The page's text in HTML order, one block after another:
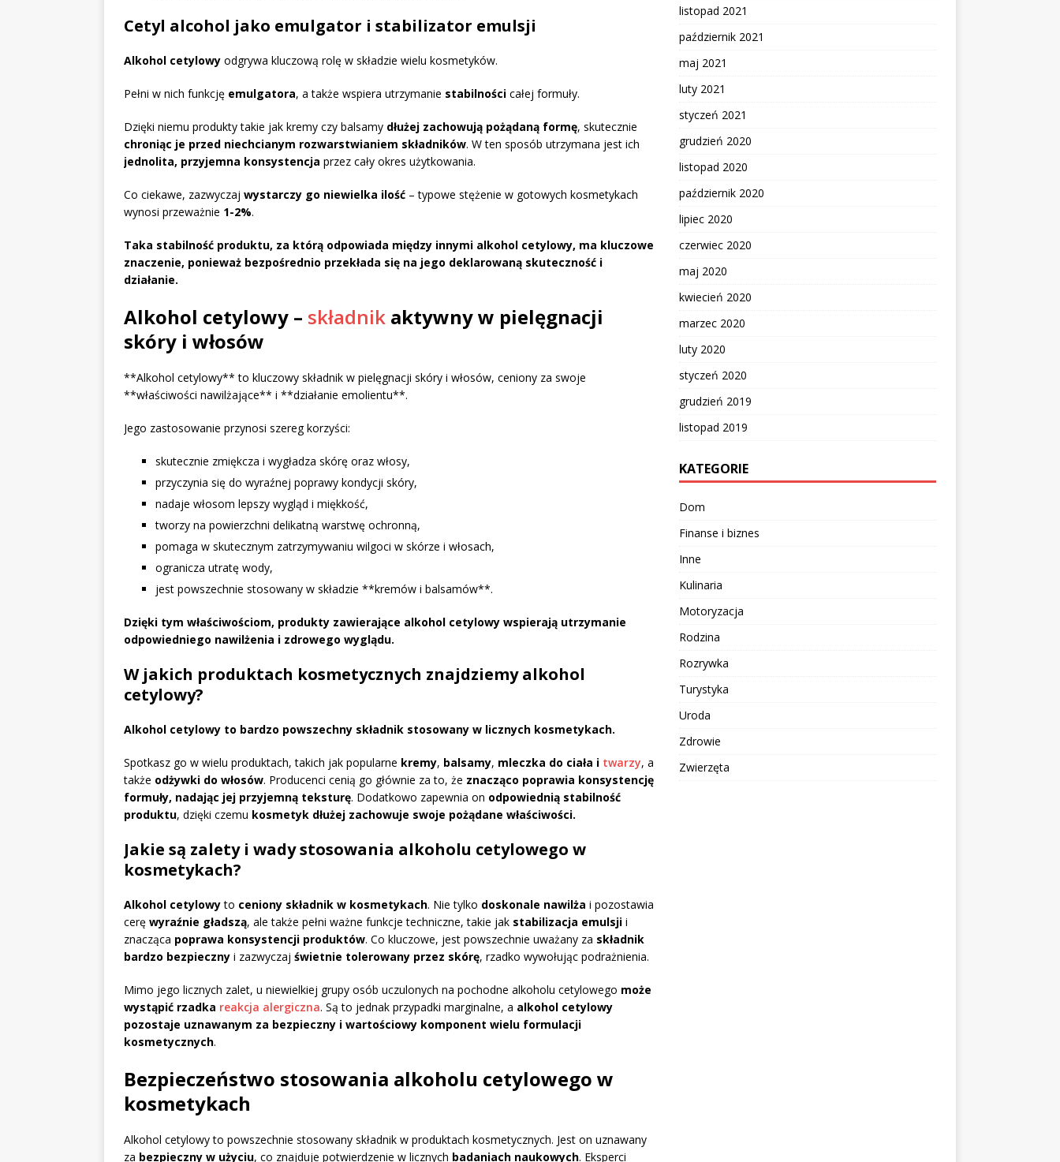
Cetyl alcohol jako emulgator i stabilizator emulsji
Alkohol cetylowy odgrywa kluczową rolę w składzie wielu kosmetyków.
Pełni w nich funkcję emulgatora, a także wspiera utrzymanie stabilności całej formuły.
Dzięki niemu produkty takie jak kremy czy balsamy dłużej zachowują pożądaną formę, skutecznie
chroniąc je przed niechcianym rozwarstwianiem składników. W ten sposób utrzymana jest ich
jednolita, przyjemna konsystencja przez cały okres użytkowania.
Co ciekawe, zazwyczaj wystarczy go niewielka ilość – typowe stężenie w gotowych kosmetykach
wynosi przeważnie 1-2%.
Taka stabilność produktu, za którą odpowiada między innymi alkohol cetylowy, ma kluczowe
znaczenie, ponieważ bezpośrednio przekłada się na jego deklarowaną skuteczność i
działanie.
Alkohol cetylowy – składnik aktywny w pielęgnacji
skóry i włosów
**Alkohol cetylowy** to kluczowy składnik w pielęgnacji skóry i włosów, ceniony za swoje
**właściwości nawilżające** i **działanie emolientu**.
Jego zastosowanie przynosi szereg korzyści:
skutecznie zmiękcza i wygładza skórę oraz włosy,
przyczynia się do wyraźnej poprawy kondycji skóry,
nadaje włosom lepszy wygląd i miękkość,
tworzy na powierzchni delikatną warstwę ochronną,
pomaga w skutecznym zatrzymywaniu wilgoci w skórze i włosach,
ogranicza utratę wody,
jest powszechnie stosowany w składzie **kremów i balsamów**.
Dzięki tym właściwościom, produkty zawierające alkohol cetylowy wspierają utrzymanie
odpowiedniego nawilżenia i zdrowego wyglądu.
W jakich produktach kosmetycznych znajdziemy alkohol
cetylowy?
Alkohol cetylowy to bardzo powszechny składnik stosowany w licznych kosmetykach.
Spotkasz go w wielu produktach, takich jak popularne kremy, balsamy, mleczka do ciała i twarzy, a
także odżywki do włosów. Producenci cenią go głównie za to, że znacząco poprawia konsystencję
formuły, nadając jej przyjemną teksturę. Dodatkowo zapewnia on odpowiednią stabilność
produktu, dzięki czemu kosmetyk dłużej zachowuje swoje pożądane właściwości.
Jakie są zalety i wady stosowania alkoholu cetylowego w
kosmetykach?
Alkohol cetylowyto ceniony składnik w kosmetykach. Nie tylko doskonale nawilża i pozostawia
cerę wyraźnie gładszą, ale także pełni ważne funkcje techniczne, takie jak stabilizacja emulsji i
znacząca poprawa konsystencji produktów. Co kluczowe, jest powszechnie uważany za składnik
bardzo bezpieczny i zazwyczaj świetnie tolerowany przez skórę, rzadko wywołując podrażnienia.
Mimo jego licznych zalet, u niewielkiej grupy osób uczulonych na pochodne alkoholu cetylowego może
wystąpić rzadka reakcja alergiczna. Są to jednak przypadki marginalne, a alkohol cetylowy
pozostaje uznawanym za bezpieczny i wartościowy komponent wielu formulacji
kosmetycznych.
Bezpieczeństwo stosowania alkoholu cetylowego w
kosmetykach
Alkohol cetylowy to powszechnie stosowany składnik w produktach kosmetycznych. Jest on uznawany
za bezpieczny w użyciu, co znajduje potwierdzenie w licznych badaniach naukowych. Eksperci
listopad 2021
październik 2021
maj 2021
luty 2021
styczeń 2021
grudzień 2020
listopad 2020
październik 2020
lipiec 2020
czerwiec 2020
maj 2020
kwiecień 2020
marzec 2020
luty 2020
styczeń 2020
grudzień 2019
listopad 2019
KATEGORIE
Dom
Finanse i biznes
Inne
Kulinaria
Motoryzacja
Rodzina
Rozrywka
Turystyka
Uroda
Zdrowie
Zwierzęta